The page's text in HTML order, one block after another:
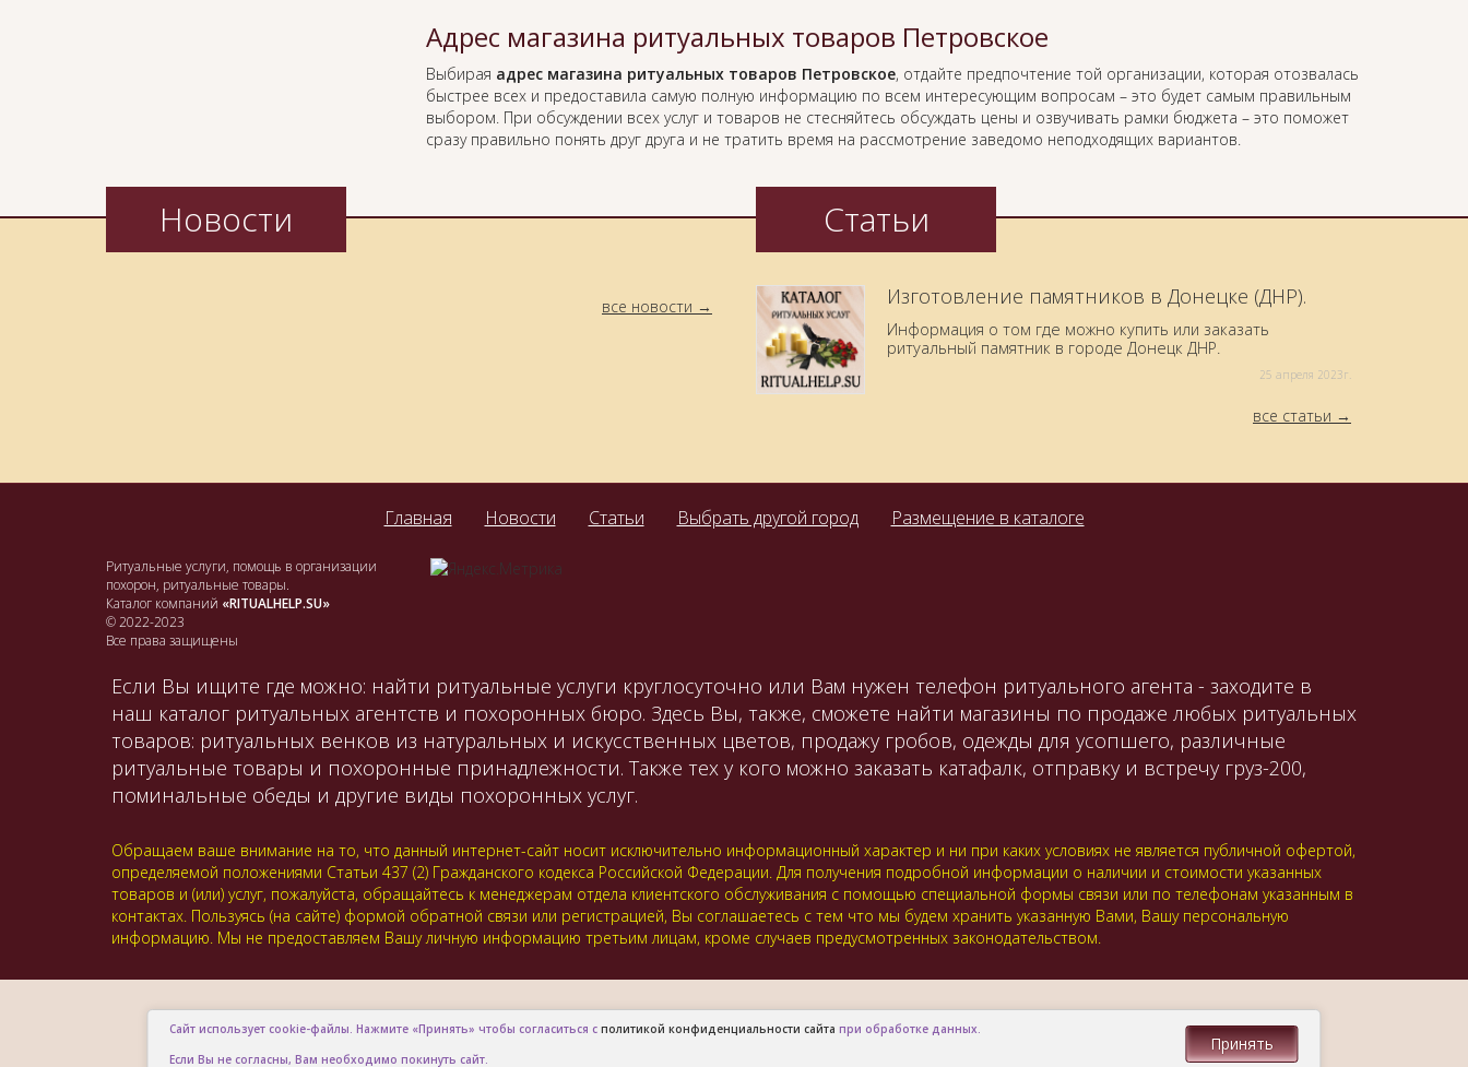
Адрес магазина ритуальных товаров Петровское
Выбирая адрес магазина ритуальных товаров Петровское, отдайте предпочтение той организации, которая отозвалась
быстрее всех и предоставила самую полную информацию по всем интересующим вопросам – это будет самым правильным
выбором. При обсуждении всех услуг и товаров не стесняйтесь обсуждать цены и озвучивать рамки бюджета – это поможет
сразу правильно понять друг друга и не тратить время на рассмотрение заведомо неподходящих вариантов.
Новости
все новости
Статьи
Изготовление памятников в Донецке (ДНР).
Информация о том где можно купить или заказать
ритуальный памятник в городе Донецк ДНР.
25 aпреля 2023г.
все статьи
Главная Новости Статьи Выбрать другой город Размещение в каталоге
Ритуальные услуги, помощь в организации
похорон, ритуальные товары.
Каталог компаний «RITUALHELP.SU»
© 2022-2023
Все права защищены
Если Вы ищите где можно: найти ритуальные услуги круглосуточно или Вам нужен телефон ритуального агента - заходите в
наш каталог ритуальных агентств и похоронных бюро. Здесь Вы, также, сможете найти магазины по продаже любых ритуальных
товаров: ритуальных венков из натуральных и искусственных цветов, продажу гробов, одежды для усопшего, различные
ритуальные товары и похоронные принадлежности. Также тех у кого можно заказать катафалк, отправку и встречу груз-200,
поминальные обеды и другие виды похоронных услуг.
Обращаем ваше внимание на то, что данный интернет-сайт носит исключительно информационный характер и ни при каких условиях не является публичной офертой,
определяемой положениями Статьи 437 (2) Гражданского кодекса Российской Федерации. Для получения подробной информации о наличии и стоимости указанных
товаров и (или) услуг, пожалуйста, обращайтесь к менеджерам отдела клиентского обслуживания с помощью специальной формы связи или по телефонам указанным в
контактах. Пользуясь (на сайте) формой обратной связи или регистрацией, Вы соглашаетесь с тем что мы будем хранить указанную Вами, Вашу персональную
информацию. Мы не предоставляем Вашу личную информацию третьим лицам, кроме случаев предусмотренных законодательством.
Сайт использует cookie-файлы. Нажмите «Принять» чтобы согласиться сполитикой конфиденциальности сайта при обработке данных.
Если Вы не согласны, Вам необходимо покинуть сайт.
Принять